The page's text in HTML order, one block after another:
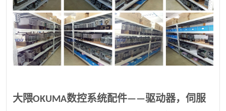
大隈OKUMA数控系统配件——驱动器，伺服